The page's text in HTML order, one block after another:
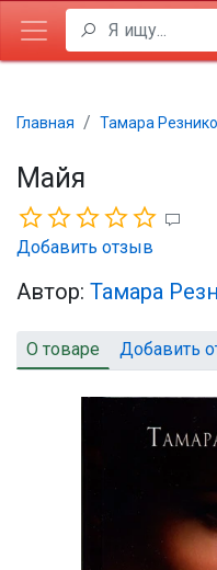
Главная Тамара
Майя
Добавить отзыв
Автор: Тамара
О товаре Добавить